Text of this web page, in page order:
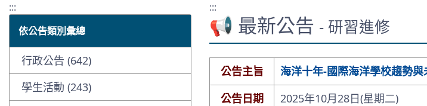
:::
依公告類別彙總
行政公告 (642)
學生活動 (243)
:::
📢 最新公告 - 研習進修
公告主旨
海洋十年-國際海洋學校趨勢
公告日期
2025年10月28日(星期二)